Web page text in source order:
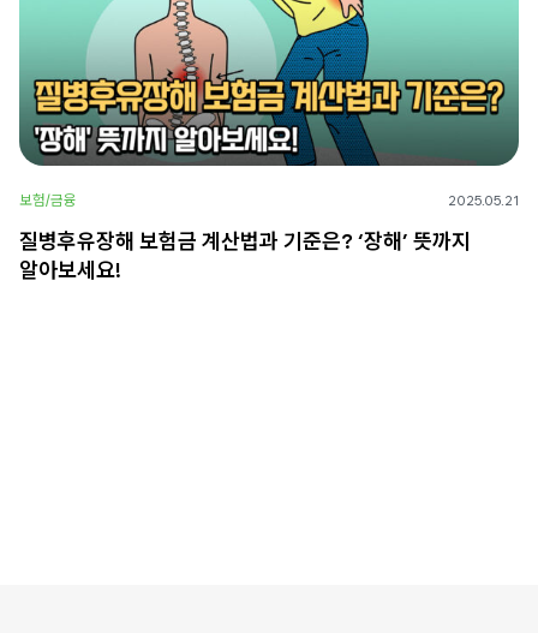
보험/금융 2025.05.21
질병후유장해 보험금 계산법과 기준은? ‘장해’ 뜻까지
알아보세요!